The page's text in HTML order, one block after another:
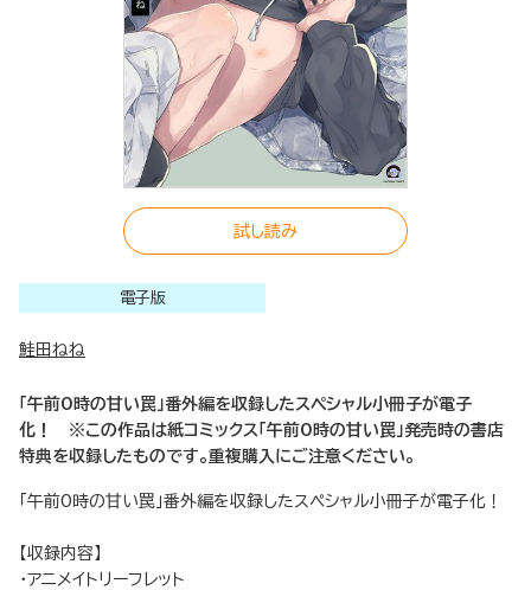
試し読み
電子版
鮭田ねね
「午前0時の甘い罠」番外編を収録したスペシャル小冊子が電子
化！ ※この作品は紙コミックス「午前0時の甘い罠」発売時の書店
特典を収録したものです。重複購入にご注意ください。
「午前0時の甘い罠」番外編を収録したスペシャル小冊子が電子化！
【収録内容】
・アニメイトリーフレット